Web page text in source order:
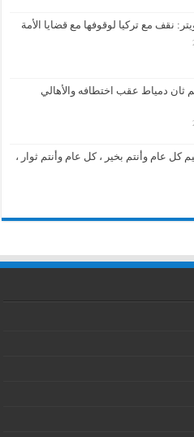
نقف مع تركيا لوقوفها مع قضايا الأمة
ثان دمياط عقب اختطافه والأهالي
عام وأنتم بخير ، كل عام وأنتم ثوار ،